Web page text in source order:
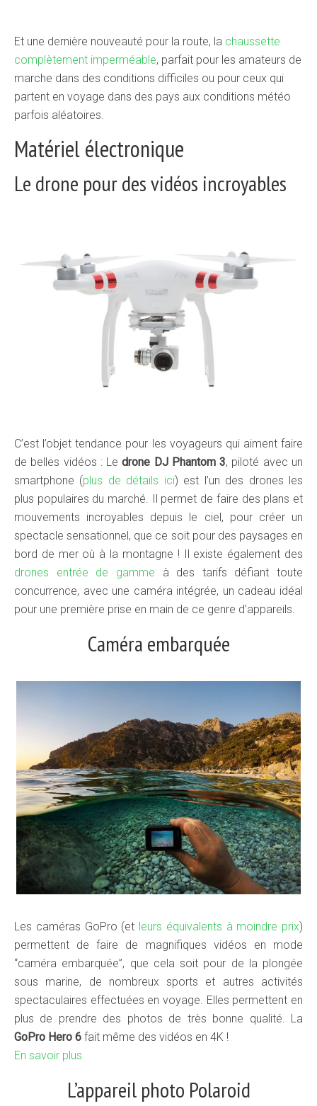
Et une dernière nouveauté pour la route, la chaussette
complètement imperméable, parfait pour les amateurs de
marche dans des conditions difficiles ou pour ceux qui
partent en voyage dans des pays aux conditions météo
parfois aléatoires.
Matériel électronique
Le drone pour des vidéos incroyables
C’est l’objet tendance pour les voyageurs qui aiment faire
de belles vidéos : Ledrone DJ Phantom 3, piloté avec un
smartphone (plus de détails ici) est l’un des drones les
plus populaires du marché. Il permet de faire des plans et
mouvements incroyables depuis le ciel, pour créer un
spectacle sensationnel, que ce soit pour des paysages en
bord de mer où à la montagne ! Il existe également des
drones entrée de gamme à des tarifs défiant toute
concurrence, avec une caméra intégrée, un cadeau idéal
pour une première prise en main de ce genre d’appareils.
Caméra embarquée
Les caméras GoPro (et leurs équivalents à moindre prix)
permettent de faire de magnifiques vidéos en mode
“caméra embarquée”, que cela soit pour de la plongée
sous marine, de nombreux sports et autres activités
spectaculaires effectuées en voyage. Elles permettent en
plus de prendre des photos de très bonne qualité. La
GoPro Hero 6 fait même des vidéos en 4K !
En savoir plus
L’appareil photo Polaroid